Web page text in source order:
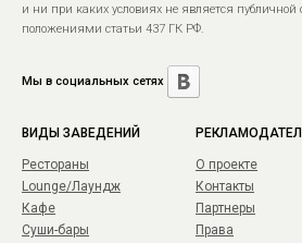
и ни при каких условиях не является публичной
положениями статьи 437 ГК РФ.
Мы в социальных сетях
ВИДЫ ЗАВЕДЕНИЙ
Рестораны
Lounge/Лаундж
Кафе
Суши-бары
О проекте
Контакты
Партнеры
Права